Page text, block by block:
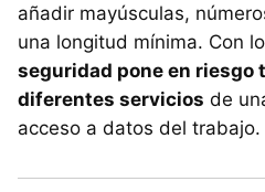
añadir mayúsculas,
una longitud mínima. Con
seguridad pone en riesgo
diferentes servicios de
acceso a datos del trabajo.